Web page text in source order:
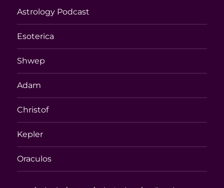
Astrology Podcast
Esoterica
Shwep
Adam
Christof
Kepler
Oraculos